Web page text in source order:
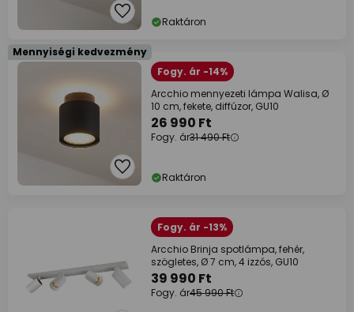
Raktáron
Mennyiségi kedvezmény
Fogy. ár -14%
Arcchio mennyezeti lámpa Walisa, Ø
10 cm, fekete, diffúzor, GU10
26 990 Ft
Fogy. ár31 490 Ft
Raktáron
Fogy. ár -13%
Arcchio Brinja spotlámpa, fehér,
szögletes, Ø 7 cm, 4 izzós, GU10
39 990 Ft
Fogy. ár45 990 Ft